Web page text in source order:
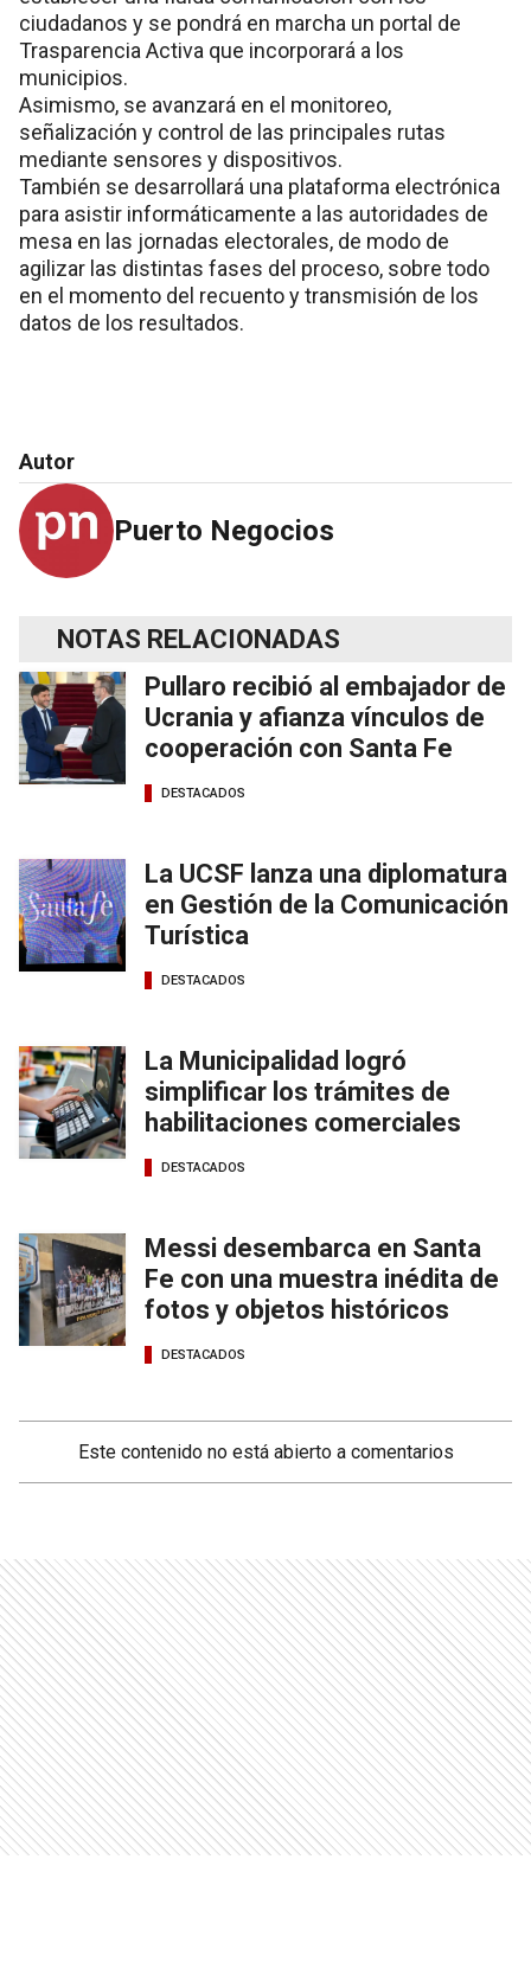
ciudadanos y se pondrá en marcha un portal de
Trasparencia Activa que incorporará a los
municipios.
Asimismo, se avanzará en el monitoreo,
señalización y control de las principales rutas
mediante sensores y dispositivos.
También se desarrollará una plataforma electrónica
para asistir informáticamente a las autoridades de
mesa en las jornadas electorales, de modo de
agilizar las distintas fases del proceso, sobre todo
en el momento del recuento y transmisión de los
datos de los resultados.
Autor
Puerto Negocios
NOTAS RELACIONADAS
Pullaro recibió al embajador de
Ucrania y afianza vínculos de
cooperación con Santa Fe
DESTACADOS
La UCSF lanza una diplomatura
en Gestión de la Comunicación
Turística
DESTACADOS
La Municipalidad logró
simplificar los trámites de
habilitaciones comerciales
DESTACADOS
Messi desembarca en Santa
Fe con una muestra inédita de
fotos y objetos históricos
DESTACADOS
Este contenido no está abierto a comentarios